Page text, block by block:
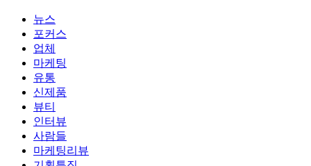
뉴스
포커스
업체
마케팅
유통
신제품
뷰티
인터뷰
사람들
마케팅리뷰